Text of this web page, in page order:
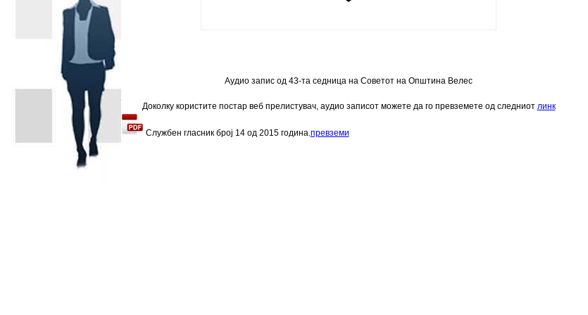
Аудио запис од 43-та седница на Советот на Општина Велес
Доколку користите постар веб прелистувач, аудио записот можете да го превземете од следниот линк
Службен гласник број 14од 2015година.превземи